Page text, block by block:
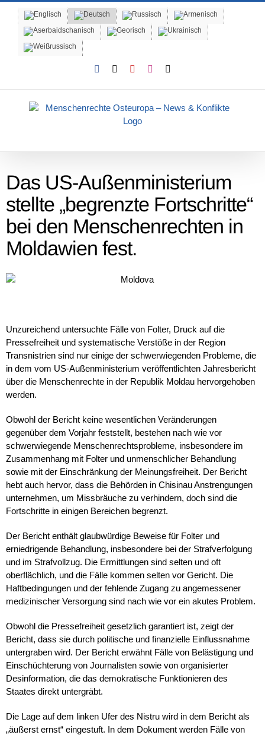
content
Facebook YouTubeInstagram
Das US-Außenministerium
stellte „begrenzte Fortschritte“
bei den Menschenrechten in
Moldawien fest.
Unzureichend untersuchte Fälle von Folter, Druck auf die
Pressefreiheit und systematische Verstöße in der Region
Transnistrien sind nur einige der schwerwiegenden Probleme, die
in dem vom US-Außenministerium veröffentlichten Jahresbericht
über die Menschenrechte in der Republik Moldau hervorgehoben
werden.
Obwohl der Bericht keine wesentlichen Veränderungen
gegenüber dem Vorjahr feststellt, bestehen nach wie vor
schwerwiegende Menschenrechtsprobleme, insbesondere im
Zusammenhang mit Folter und unmenschlicher Behandlung
sowie mit der Einschränkung der Meinungsfreiheit. Der Bericht
hebt auch hervor, dass die Behörden in Chisinau Anstrengungen
unternehmen, um Missbräuche zu verhindern, doch sind die
Fortschritte in einigen Bereichen begrenzt.
Der Bericht enthält glaubwürdige Beweise für Folter und
erniedrigende Behandlung, insbesondere bei der Strafverfolgung
und im Strafvollzug. Die Ermittlungen sind selten und oft
oberflächlich, und die Fälle kommen selten vor Gericht. Die
Haftbedingungen und der fehlende Zugang zu angemessener
medizinischer Versorgung sind nach wie vor ein akutes Problem.
Obwohl die Pressefreiheit gesetzlich garantiert ist, zeigt der
Bericht, dass sie durch politische und finanzielle Einflussnahme
untergraben wird. Der Bericht erwähnt Fälle von Belästigung und
Einschüchterung von Journalisten sowie von organisierter
Desinformation, die das demokratische Funktionieren des
Staates direkt untergräbt.
Die Lage auf dem linken Ufer des Nistru wird in dem Bericht als
„äußerst ernst“ eingestuft. In dem Dokument werden Fälle von